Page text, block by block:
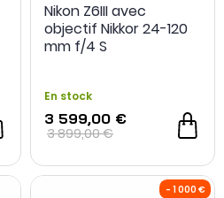
Nikon Z6III avec
objectif Nikkor 24-120
mm f/4 S
En stock
3 599,00 €
3 899,00 €